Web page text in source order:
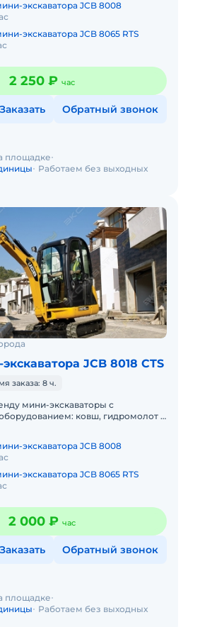
экскаватора JCB 8008
экскаватора JCB 8065 RTS
2 250 ₽ час
Заказать Обратный звонок
площадке
Работаем без выходных
JCB 8018 CTS
заказа: 8 ч.
мини-экскаваторы с
ковш, гидромолот и
о
экскаватора JCB 8008
экскаватора JCB 8065 RTS
2 000 ₽ час
Заказать Обратный звонок
площадке
Работаем без выходных